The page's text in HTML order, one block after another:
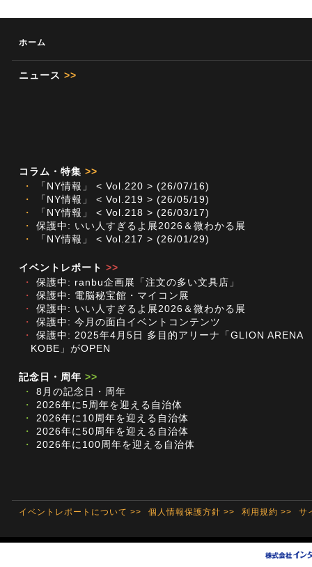
ホーム
ニュース >>
コラム・特集 >>
・
「NY情報」 < Vol.220 > (26/07/16)
・
「NY情報」 < Vol.219 > (26/05/19)
・
「NY情報」 < Vol.218 > (26/03/17)
・
保護中: いい人すぎるよ展2026＆微わかる展
・
「NY情報」 < Vol.217 > (26/01/29)
イベントレポート >>
・
保護中: ranbu企画展「注文の多い文具店」
・
保護中: 電脳秘宝館・マイコン展
・
保護中: いい人すぎるよ展2026＆微わかる展
・
保護中: 今月の面白イベントコンテンツ
・
保護中: 2025年4月5日 多目的アリーナ「GLION ARENA
KOBE」がOPEN
記念日・周年 >>
・
8月の記念日・周年
・
2026年に5周年を迎える自治体
・
2026年に10周年を迎える自治体
・
2026年に50周年を迎える自治体
・
2026年に100周年を迎える自治体
イベントレポートについて >> 個人情報保護方針 >> 利用規約 >> サ